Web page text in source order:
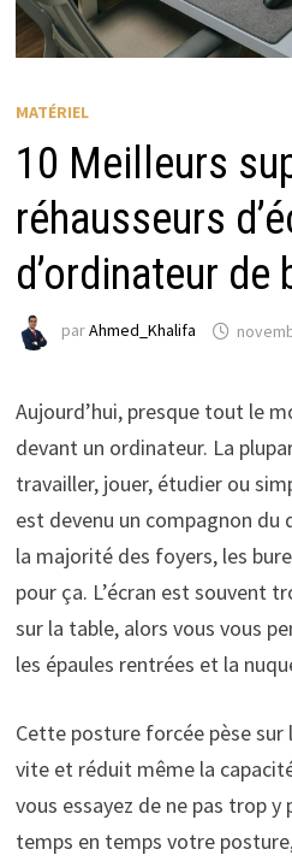
MATÉRIEL
10 Meilleurs
réhausseurs
d’ordinateur de
parAhmed_Khalifa
Aujourd’hui, presque tout le
devant un ordinateur. La
travailler, jouer, étudier ou
est devenu un compagnon
la majorité des foyers, les
pour ça. L’écran est souvent
sur la table, alors vous vous
les épaules rentrées et la
Cette posture forcée pèse
vite et réduit même la
vous essayez de ne pas trop
temps en temps votre